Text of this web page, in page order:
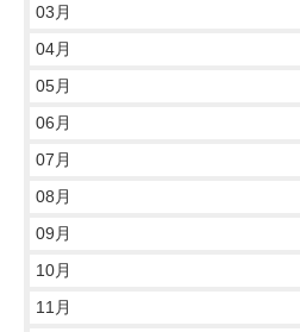
03月
04月
05月
06月
07月
08月
09月
10月
11月